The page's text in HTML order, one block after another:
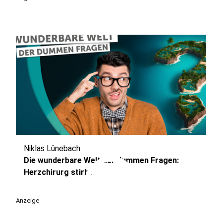
play_circle
Niklas Lünebach
Die wunderbare Welt der dummen Fragen:
Herzchirurg stirbt
Anzeige